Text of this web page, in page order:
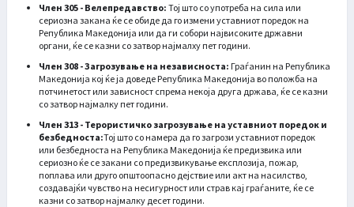
Член 305 - Велепредавство: Тој што со употреба на сила или
сериозна закана ќе се обиде да го измени уставниот поредок на
Република Македонија или да ги собори највисоките државни
органи, ќе се казни со затвор најмалху пет години.
Член 308 - Загрозување на независноста: Граѓанин на Република
Македонија кој ќе ја доведе Република Македонија во положба на
потчинетост или зависност спрема некоја друга држава, ќе се казни
со затвор најмалку пет години.
Член 313 - Терористичко загрозување на уставниот поредок и
безбедноста:Тој што со намера да го загрози уставниот поредок
или безбедноста на Република Македонија ќе предизвика или
сериозно ќе се закани со предизвикување експлозија, пожар,
поплава или друго општоопасно дејствие или акт на насилство,
создавајќи чувство на несигурност или страв кај граѓаните, ќе се
казни со затвор најмалку десет години.